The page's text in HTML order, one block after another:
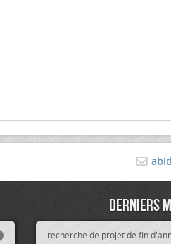
Derniers
recherche de projet de fin